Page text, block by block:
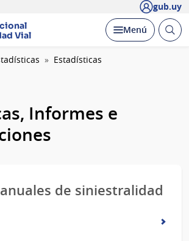
gub.uy
Vial
Desplegar
Menú Abrir
Estadísticas
Informes e
de siniestralidad